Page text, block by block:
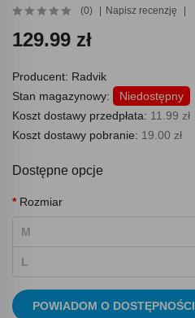
(0) Napisz recenzję
129.99 zł
Producent: Radvik
Stan magazynowy:
Niedostępny
Koszt dostawy przedpłata: 11.99 zł
Koszt dostawy pobranie: 19.00 zł
Dostępne opcje
Rozmiar
M
L
POWIADOM O DOSTĘPNOŚCI